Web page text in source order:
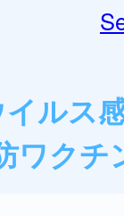
ルス
ワクチ